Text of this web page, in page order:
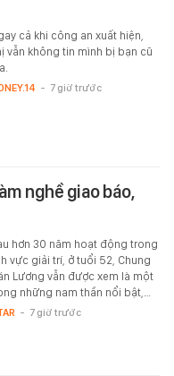
cả khi công an xuất hiện,
vẫn không tin mình bị bạn cũ
- 7 giờ trước
nghề giao báo,
hơn 30 năm hoạt động trong
vực giải trí, ở tuổi 52, Chung
Lương vẫn được xem là một
những nam thần nổi bật,…
- 7 giờ trước